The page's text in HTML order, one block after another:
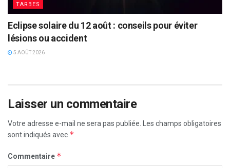
TARBES
Eclipse solaire du 12 août : conseils pour éviter
lésions ou accident
5 AOÛT 2026
Laisser un commentaire
Votre adresse e-mail ne sera pas publiée. Les champs obligatoires
sont indiqués avec *
Commentaire *